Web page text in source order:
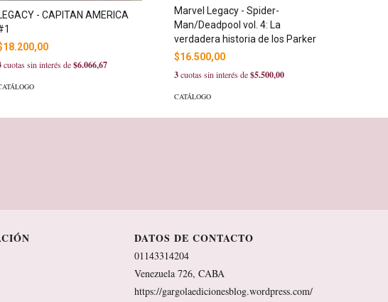
- CAPITAN AMERICA
cuotas sin interés de$6.066,67
Marvel Legacy - Spider-
Man/Deadpool vol. 4: La
verdadera historia de los Parker
$16.500,00
3cuotas sin interés de$5.500,00
CATÁLOGO
DATOS DE CONTACTO
01143314204
Venezuela 726, CABA
https://gargolaedicionesblog.wordpress.com/